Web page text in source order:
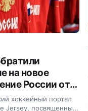
на новое
России от
хоккея
хоккейный портал
Jersey, посвященный